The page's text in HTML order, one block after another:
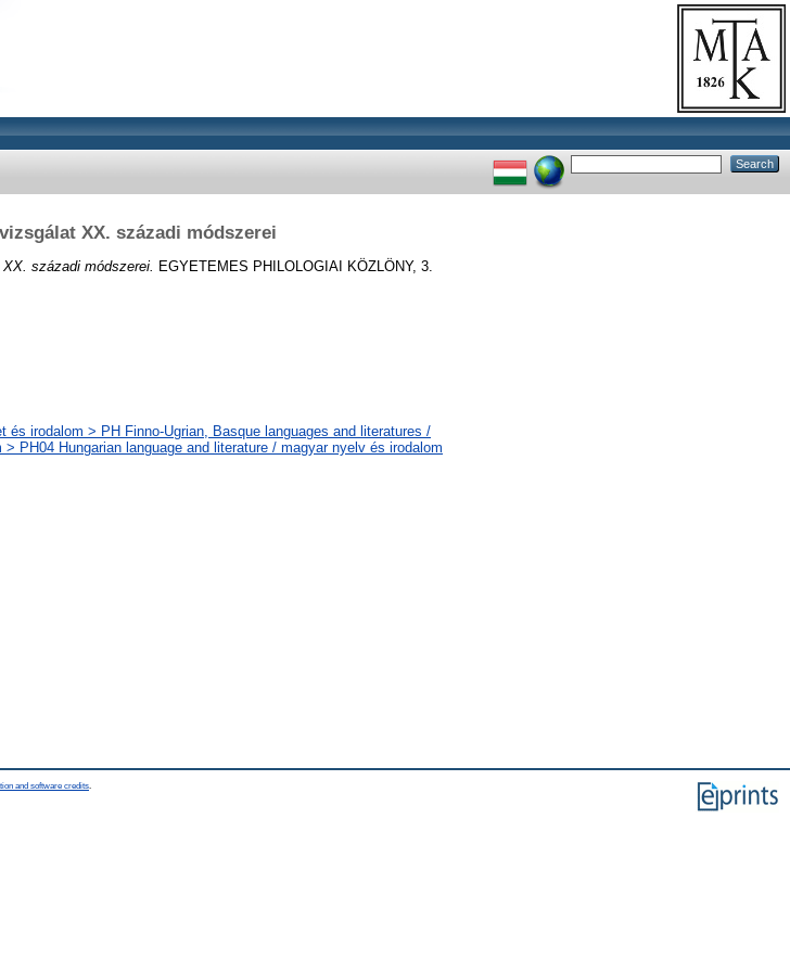
XX. századi módszerei
századi módszerei.
EGYETEMES PHILOLOGIAI KÖZLÖNY, 3.
és irodalom > PH Finno-Ugrian, Basque languages and literatures /
PH04 Hungarian language and literature / magyar nyelv és irodalom
and software credits